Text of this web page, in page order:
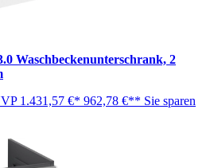
Waschbeckenunterschrank, 2
1.431,57 €* 962,78 €** Sie sparen